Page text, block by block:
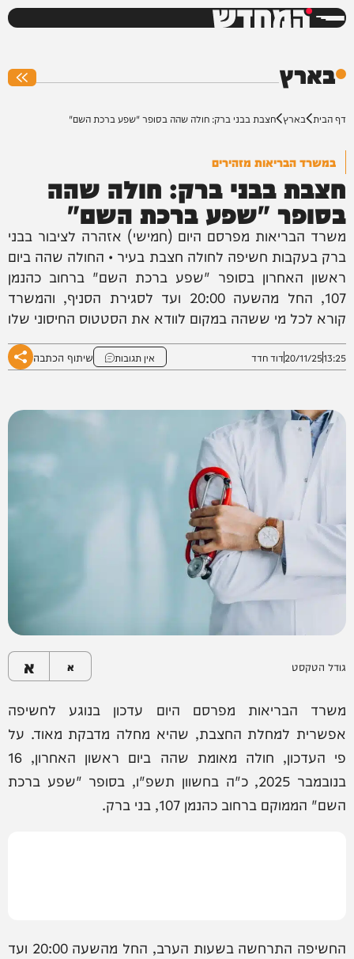
המחדש
בארץ
דף הבית בארץ חצבת בבני ברק: חולה שהה בסופר "שפע ברכת השם"
במשרד הבריאות מזהירים
חצבת בבני ברק: חולה שהה
בסופר "שפע ברכת השם"
משרד הבריאות מפרסם היום (חמישי) אזהרה לציבור בבני
ברק בעקבות חשיפה לחולה חצבת בעיר • החולה שהה ביום
ראשון האחרון בסופר "שפע ברכת השם" ברחוב כהנמן
107, החל מהשעה 20:00 ועד לסגירת הסניף, והמשרד
קורא לכל מי ששהה במקום לוודא את הסטטוס החיסוני שלו
13:25
20/11/25דוד חדד אין תגובות שיתוף הכתבה
גודל הטקסט א א
משרד הבריאות מפרסם היום עדכון בנוגע לחשיפה
אפשרית למחלת החצבת, שהיא מחלה מדבקת מאוד. על
פי העדכון, חולה מאומת שהה ביום ראשון האחרון, 16
בנובמבר 2025, כ"ה בחשוון תשפ"ו, בסופר "שפע ברכת
השם" הממוקם ברחוב כהנמן 107, בני ברק.
החשיפה התרחשה בשעות הערב, החל מהשעה 20:00 ועד